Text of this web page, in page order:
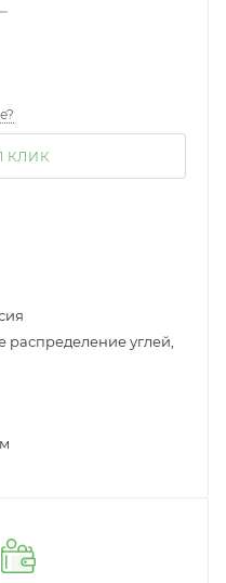
КЛИК
распределение углей,